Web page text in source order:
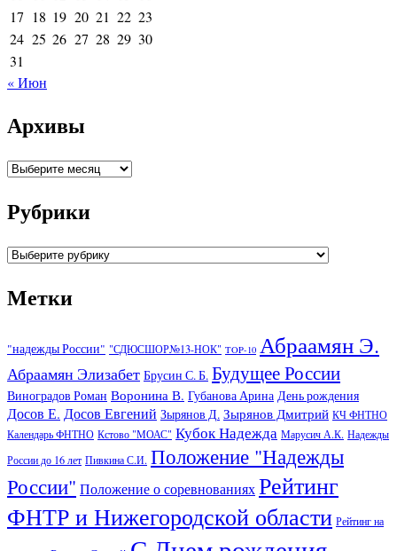
17 18 19 20 21 22 23
24 25 26 27 28 29 30
31
« Июн
Архивы
Архивы
Рубрики
Рубрики
Метки
"надежды России" "СДЮСШОР№13-НОК" TOP-10 Абраамян Э.
Абраамян Элизабет Брусин С. Б. Будущее России
Виноградов Роман Воронина В. Губанова Арина День рождения
Досов Е. Досов Евгений Зырянов Д. Зырянов Дмитрий КЧ ФНТНО
Календарь ФНТНО Кстово "МОАС" Кубок Надежда Марусич А.К. Надежды
России до 16 лет Пивкина С.И. Положение "Надежды
России" Положение о соревнованияхРейтинг
ФНТР и Нижегородской области Рейтинг на